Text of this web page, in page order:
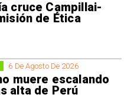
cruce Campillai-
de Ética
6 De Agosto De 2026
muere escalando
alta de Perú